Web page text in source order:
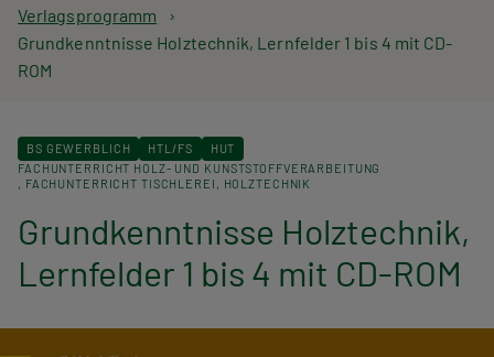
P
f
d
n
a
v
i
Verlagsprogramm
Grundkenntnisse Holztechnik, Lernfelder 1 bis 4 mit CD-
ROM
BS GEWERBLICH HTL/FS
HUT
FACHUNTERRICHT HOLZ- UND KUNSTSTOFFVERARBEITUNG
FACHUNTERRICHT TISCHLEREI
HOLZTECHNIK
Grundkenntnisse Holztechnik,
Lernfelder 1 bis 4 mit CD-ROM